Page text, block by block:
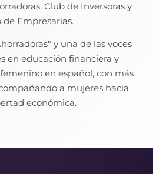
Club de Inversoras y
de Empresarias.
y una de las voces
en educación financiera y
en español, con más
a mujeres hacia
económica.